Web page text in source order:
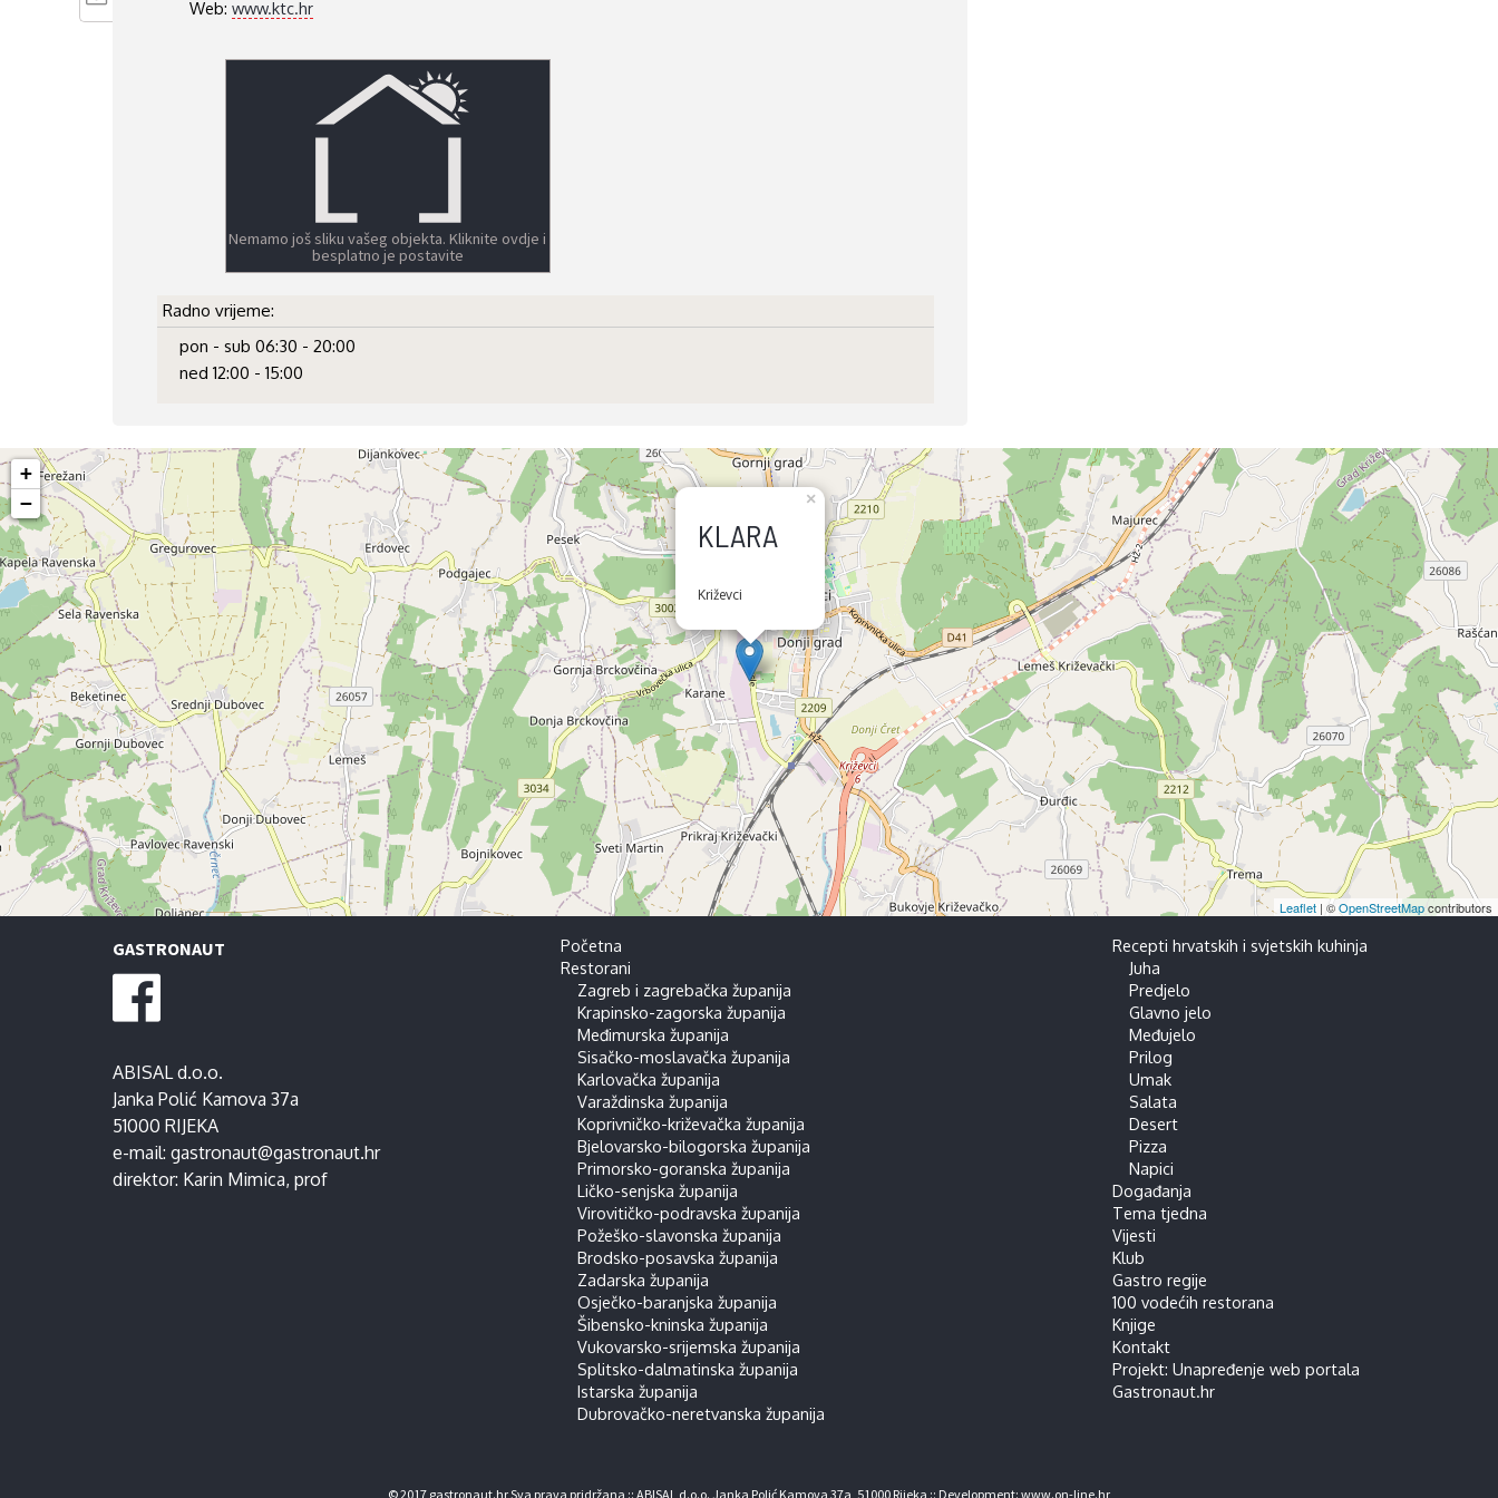
Web: www.ktc.hr
Nemamo još sliku vašeg objekta. Kliknite ovdje i
besplatno je postavite
Radno vrijeme:
pon - sub 06:30 - 20:00
ned 12:00 - 15:00
KLARA
Križevci
×
+
−
Leaflet | ©OpenStreetMapcontributors
GASTRONAUT
ABISAL d.o.o.
Janka Polić Kamova 37a
51000 RIJEKA
e-mail: gastronaut@gastronaut.hr
direktor: Karin Mimica, prof
Početna
Restorani
Zagreb i zagrebačka županija
Krapinsko-zagorska županija
Međimurska županija
Sisačko-moslavačka županija
Karlovačka županija
Varaždinska županija
Koprivničko-križevačka županija
Bjelovarsko-bilogorska županija
Primorsko-goranska županija
Ličko-senjska županija
Virovitičko-podravska županija
Požeško-slavonska županija
Brodsko-posavska županija
Zadarska županija
Osječko-baranjska županija
Šibensko-kninska županija
Vukovarsko-srijemska županija
Splitsko-dalmatinska županija
Istarska županija
Dubrovačko-neretvanska županija
Recepti hrvatskih i svjetskih kuhinja
Juha
Predjelo
Glavno jelo
Međujelo
Prilog
Umak
Salata
Desert
Pizza
Napici
Događanja
Tema tjedna
Vijesti
Klub
Gastro regije
100 vodećih restorana
Knjige
Kontakt
Projekt: Unapređenje web portala
Gastronaut.hr
© 2017 gastronaut.hr Sva prava pridržana :: ABISAL d.o.o. Janka Polić Kamova 37a, 51000 Rijeka :: Development: www.on-line.hr